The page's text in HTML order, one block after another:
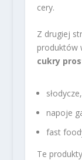
cery.
Z drugiej
produktów
cukry
słodycze,
napoje
fast
Te